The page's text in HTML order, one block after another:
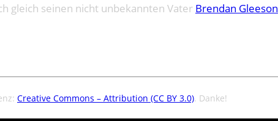
gleich seinen nicht unbekannten Vater Brendan Gleeson
Creative Commons – Attribution (CC BY 3.0). Danke!